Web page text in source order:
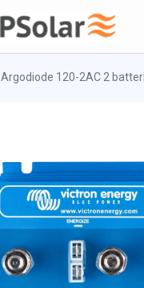
Argodiode 120-2AC 2